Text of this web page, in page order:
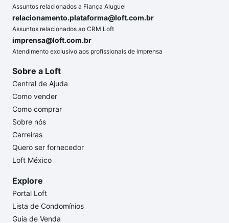
Assuntos relacionados a Fiança Aluguel
relacionamento.plataforma@loft.com.br
Assuntos relacionados ao CRM Loft
imprensa@loft.com.br
Atendimento exclusivo aos profissionais de imprensa
Sobre a Loft
Central de Ajuda
Como vender
Como comprar
Sobre nós
Carreiras
Quero ser fornecedor
Loft México
Explore
Portal Loft
Lista de Condomínios
Guia de Venda